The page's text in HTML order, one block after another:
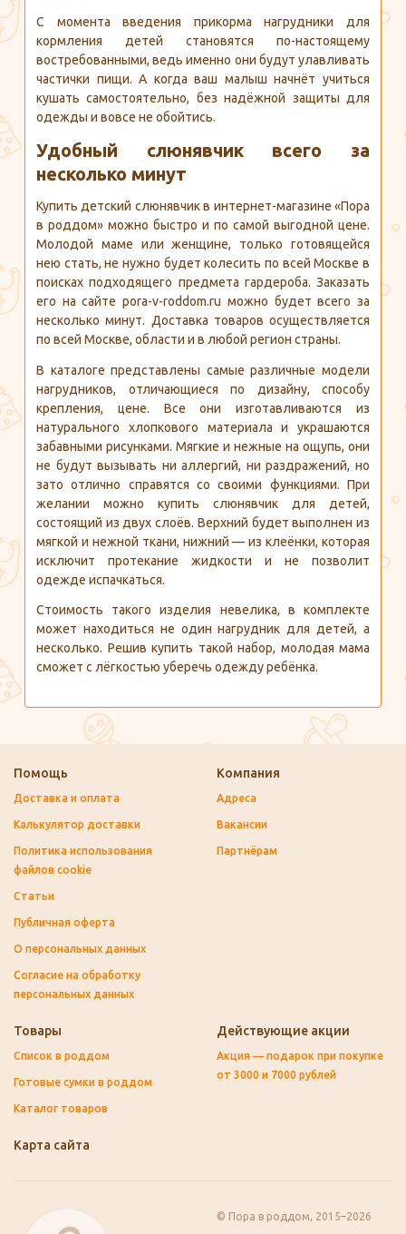
С момента введения прикорма нагрудники для
кормления детей становятся по-настоящему
востребованными, ведь именно они будут улавливать
частички пищи. А когда ваш малыш начнёт учиться
кушать самостоятельно, без надёжной защиты для
одежды и вовсе не обойтись.
Удобный слюнявчик всего за
несколько минут
Купить детский слюнявчик в интернет-магазине «Пора
в роддом» можно быстро и по самой выгодной цене.
Молодой маме или женщине, только готовящейся
нею стать, не нужно будет колесить по всей Москве в
поисках подходящего предмета гардероба. Заказать
его на сайте pora-v-roddom.ru можно будет всего за
несколько минут. Доставка товаров осуществляется
по всей Москве, области и в любой регион страны.
В каталоге представлены самые различные модели
нагрудников, отличающиеся по дизайну, способу
крепления, цене. Все они изготавливаются из
натурального хлопкового материала и украшаются
забавными рисунками. Мягкие и нежные на ощупь, они
не будут вызывать ни аллергий, ни раздражений, но
зато отлично справятся со своими функциями. При
желании можно купить слюнявчик для детей,
состоящий из двух слоёв. Верхний будет выполнен из
мягкой и нежной ткани, нижний — из клеёнки, которая
исключит протекание жидкости и не позволит
одежде испачкаться.
Стоимость такого изделия невелика, в комплекте
может находиться не один нагрудник для детей, а
несколько. Решив купить такой набор, молодая мама
сможет с лёгкостью уберечь одежду ребёнка.
Помощь
Доставка и оплата
Калькулятор доставки
Политика использования
файлов cookie
Статьи
Публичная оферта
О персональных данных
Согласие на обработку
персональных данных
Компания
Адреса
Вакансии
Партнёрам
Товары
Список в роддом
Готовые сумки в роддом
Каталог товаров
Действующие акции
Акция — подарок при покупке
от 3000 и 7000 рублей
Карта сайта
© Пора в роддом, 2015–2026